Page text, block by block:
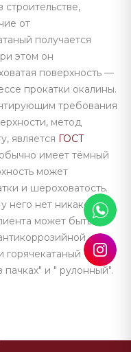
от
получается
этом он
поверхность —
прокатки окалины.
требования
метод
является ГОСТ
имеет тёмный
может
и шероховатость.
него нет никакого
может быть
горячекатаный
пачках" и " рулонный".